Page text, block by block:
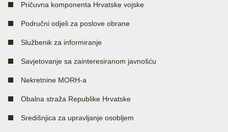
Pričuvna komponenta Hrvatske vojske
Područni odjeli za poslove obrane
Službenik za informiranje
Savjetovanje sa zainteresiranom javnošću
Nekretnine MORH-a
Obalna straža Republike Hrvatske
Središnjica za upravljanje osobljem